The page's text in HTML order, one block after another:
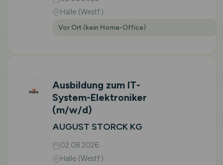
Halle (Westf.)
Vor Ort (kein Home-Office)
Ausbildung zum IT-
System-Elektroniker
(m/w/d)
AUGUST STORCK KG
02.08.2026
Halle (Westf.)